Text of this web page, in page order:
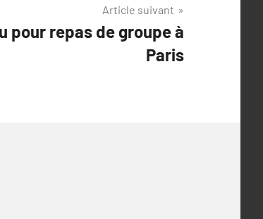
Article suivant
pour repas de groupe à
Paris